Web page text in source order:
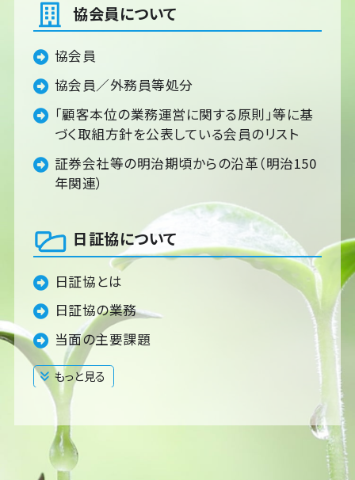
協会員について
協会員
協会員／外務員等処分
「顧客本位の業務運営に関する原則」等に基
づく取組方針を公表している会員のリスト
証券会社等の明治期頃からの沿革（明治150
年関連）
日証協について
日証協とは
日証協の業務
当面の主要課題
もっと見る
閉じる